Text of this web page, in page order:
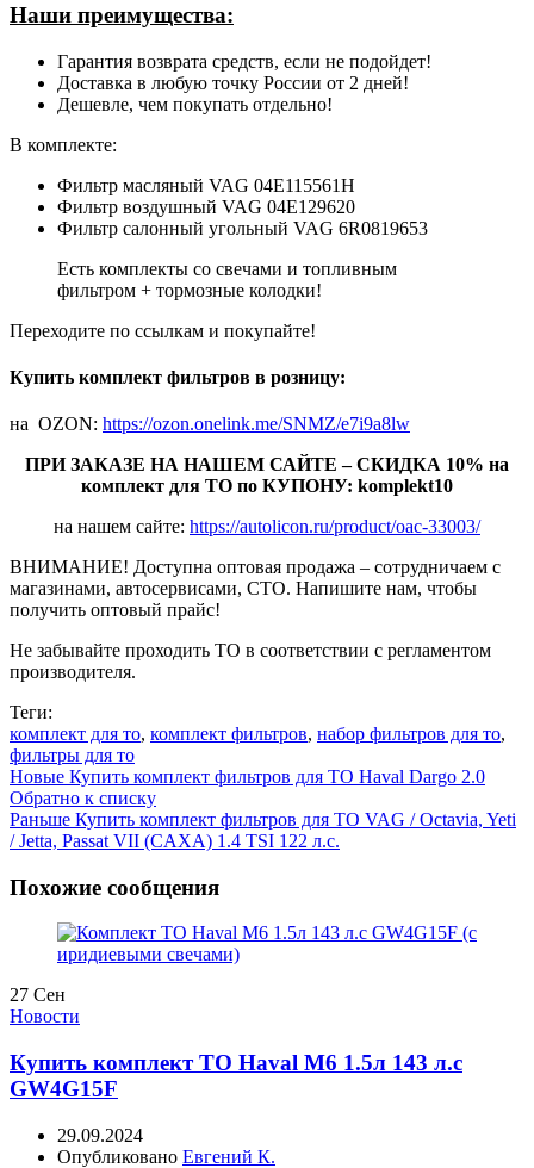
Наши преимущества:
Гарантия возврата средств, если не подойдет!
Доставка в любую точку России от 2 дней!
Дешевле, чем покупать отдельно!
В комплекте:
Фильтр масляный VAG 04E115561H
Фильтр воздушный VAG 04E129620
Фильтр салонный угольный VAG 6R0819653
Есть комплекты со свечами и топливным
фильтром + тормозные колодки!
Переходите по ссылкам и покупайте!
Купить комплект фильтров в розницу:
на OZON: https://ozon.onelink.me/SNMZ/e7i9a8lw
ПРИ ЗАКАЗЕ НА НАШЕМ САЙТЕ – СКИДКА 10% на
комплект для ТО по КУПОНУ: komplekt10
на нашем сайте: https://autolicon.ru/product/oac-33003/
ВНИМАНИЕ! Доступна оптовая продажа – сотрудничаем с
магазинами, автосервисами, СТО. Напишите нам, чтобы
получить оптовый прайс!
Не забывайте проходить ТО в соответствии с регламентом
производителя.
Теги:
комплект для то, комплект фильтров, набор фильтров для то,
фильтры для то
Новые Купить комплект фильтров для ТО Haval Dargo 2.0
Обратно к списку
Раньше Купить комплект фильтров для ТО VAG / Octavia, Yeti
/ Jetta, Passat VII (CAXA) 1.4 TSI 122 л.с.
Похожие сообщения
27 Сен
Новости
Купить комплект ТО Haval M6 1.5л 143 л.с
GW4G15F
29.09.2024
Опубликовано Евгений К.